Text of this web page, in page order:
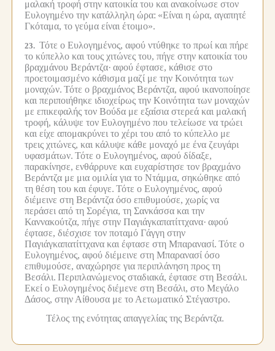
μαλακή τροφή στην κατοικία του και ανακοίνωσε στον
Ευλογημένο την κατάλληλη ώρα: «Είναι η ώρα, αγαπητέ
Γκόταμα, το γεύμα είναι έτοιμο».
23. Τότε ο Ευλογημένος, αφού ντύθηκε το πρωί και πήρε
το κύπελλο και τους χιτώνες του, πήγε στην κατοικία του
βραχμάνου Βεράντζα· αφού έφτασε, κάθισε στο
προετοιμασμένο κάθισμα μαζί με την Κοινότητα των
μοναχών. Τότε ο βραχμάνος Βεράντζα, αφού ικανοποίησε
και περιποιήθηκε ιδιοχείρως την Κοινότητα των μοναχών
με επικεφαλής τον Βούδα με εξαίσια στερεά και μαλακή
τροφή, κάλυψε τον Ευλογημένο που τελείωσε να τρώει
και είχε απομακρύνει το χέρι του από το κύπελλο με
τρεις χιτώνες, και κάλυψε κάθε μοναχό με ένα ζευγάρι
υφασμάτων. Τότε ο Ευλογημένος, αφού δίδαξε,
παρακίνησε, ενθάρρυνε και ευχαρίστησε τον βραχμάνο
Βεράντζα με μια ομιλία για το Ντάμμα, σηκώθηκε από
τη θέση του και έφυγε. Τότε ο Ευλογημένος, αφού
διέμεινε στη Βεράντζα όσο επιθυμούσε, χωρίς να
περάσει από τη Σορέγια, τη Σανκάσσα και την
Καννακούτζα, πήγε στην Παγιάγκαπατίττχανα· αφού
έφτασε, διέσχισε τον ποταμό Γάγγη στην
Παγιάγκαπατίττχανα και έφτασε στη Μπαρανασί. Τότε ο
Ευλογημένος, αφού διέμεινε στη Μπαρανασί όσο
επιθυμούσε, αναχώρησε για περιπλάνηση προς τη
Βεσάλι. Περιπλανώμενος σταδιακά, έφτασε στη Βεσάλι.
Εκεί ο Ευλογημένος διέμενε στη Βεσάλι, στο Μεγάλο
Δάσος, στην Αίθουσα με το Αετωματικό Στέγαστρο.
Τέλος της ενότητας απαγγελίας της Βεράντζα.